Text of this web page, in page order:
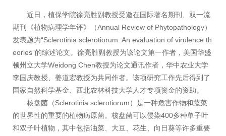
近日，植保学院徐亮胜副教授受邀在国际著名期刊、双一流
期刊《植物病理学年评》（Annual Review of Phytopathology）
发表题为“Sclerotinia sclerotiorum: An evaluation of virulence th
eories”的综述论文。徐亮胜副教授为该论文第一作者，美国华盛
顿州立大学Weidong Chen教授为论文通讯作者，华中农业大学
李国庆教授、姜道宏教授为共同作者。该项研究工作先后得到了
国家自然科学基金、西北农林科技大学人才专项资金的资助。
核盘菌（Sclerotinia sclerotiorum）是一种危害作物和蔬菜
的世界性的重要的植物病原菌。核盘菌可以侵染400多种单子叶
和双子叶植物，其中包括油菜、大豆、花生、向日葵等许多重要